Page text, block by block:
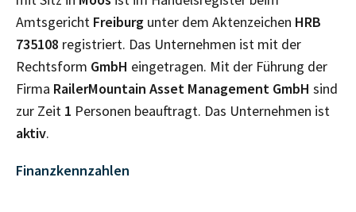
Amtsgericht Freiburg unter dem Aktenzeichen HRB
735108 registriert. Das Unternehmen ist mit der
Rechtsform GmbH eingetragen. Mit der Führung der
Firma RailerMountain Asset Management GmbH sind
zur Zeit 1 Personen beauftragt. Das Unternehmen ist
aktiv.
Finanzkennzahlen